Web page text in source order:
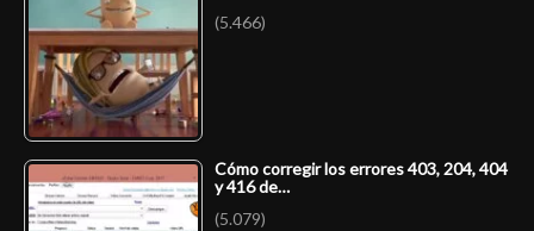
(5.466)
Cómo corregir los errores 403, 204, 404
y 416 de…
(5.079)